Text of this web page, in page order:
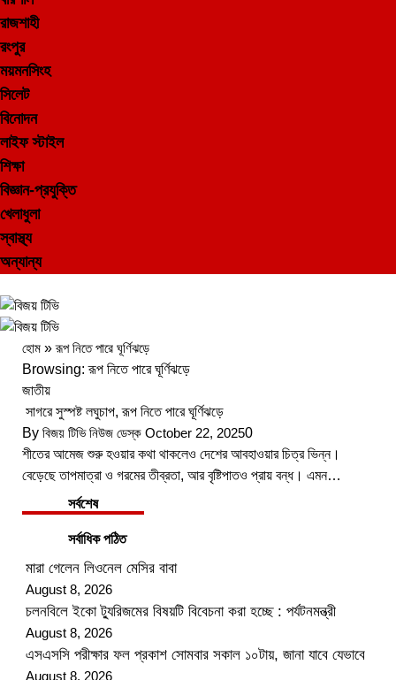
রাজশাহী
রংপুর
ময়মনসিংহ
সিলেট
বিনোদন
লাইফ স্টাইল
শিক্ষা
বিজ্ঞান-প্রযুক্তি
খেলাধুলা
স্বাস্থ্য
অন্যান্য
হোম »রূপ নিতে পারে ঘূর্ণিঝড়ে
Browsing:রূপ নিতে পারে ঘূর্ণিঝড়ে
জাতীয়
সাগরে সুস্পষ্ট লঘুচাপ, রূপ নিতে পারে ঘূর্ণিঝড়ে
By বিজয় টিভি নিউজ ডেস্ক October 22, 20250
শীতের আমেজ শুরু হওয়ার কথা থাকলেও দেশের আবহাওয়ার চিত্র ভিন্ন।
বেড়েছে তাপমাত্রা ও গরমের তীব্রতা, আর বৃষ্টিপাতও প্রায় বন্ধ। এমন…
সর্বশেষ
সর্বাধিক পঠিত
মারা গেলেন লিওনেল মেসির বাবা
August 8, 2026
চলনবিলে ইকো ট্যুরিজমের বিষয়টি বিবেচনা করা হচ্ছে : পর্যটনমন্ত্রী
August 8, 2026
এসএসসি পরীক্ষার ফল প্রকাশ সোমবার সকাল ১০টায়, জানা যাবে যেভাবে
August 8, 2026